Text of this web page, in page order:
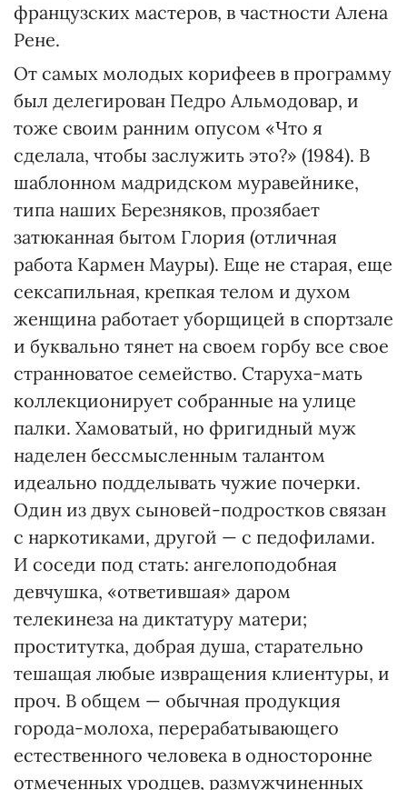
французских мастеров, в частности Алена
Рене.
От самых молодых корифеев в программу
был делегирован Педро Альмодовар, и
тоже своим ранним опусом «Что я
сделала, чтобы заслужить это?» (1984). В
шаблонном мадридском муравейнике,
типа наших Березняков, прозябает
затюканная бытом Глория (отличная
работа Кармен Мауры). Еще не старая, еще
сексапильная, крепкая телом и духом
женщина работает уборщицей в спортзале
и буквально тянет на своем горбу все свое
странноватое семейство. Старуха-мать
коллекционирует собранные на улице
палки. Хамоватый, но фригидный муж
наделен бессмысленным талантом
идеально подделывать чужие почерки.
Один из двух сыновей-подростков связан
с наркотиками, другой — с педофилами.
И соседи под стать: ангелоподобная
девчушка, «ответившая» даром
телекинеза на диктатуру матери;
проститутка, добрая душа, старательно
тешащая любые извращения клиентуры, и
проч. В общем — обычная продукция
города-молоха, перерабатывающего
естественного человека в односторонне
отмеченных уродцев, размужчиненных